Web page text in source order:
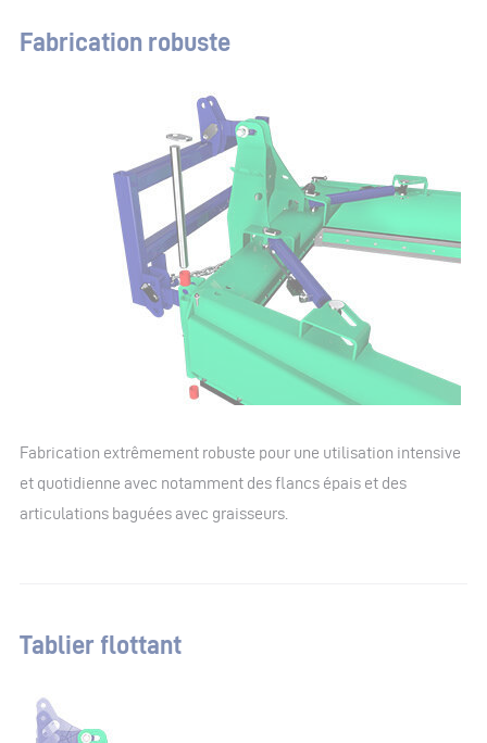
Fabrication robuste
Fabrication extrêmement robuste pour une utilisation intensive
et quotidienne avec notamment des flancs épais et des
articulations baguées avec graisseurs.
Tablier flottant